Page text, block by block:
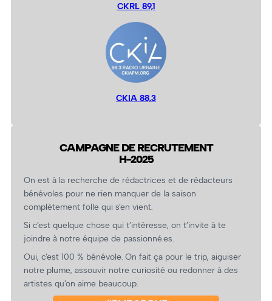
CKRL 89,1
CKIA 88,3
CAMPAGNE DE RECRUTEMENT
H-2025
On est à la recherche de rédactrices et de rédacteurs
bénévoles pour ne rien manquer de la saison
complètement folle qui s’en vient.
Si c’est quelque chose qui t’intéresse, on t’invite à te
joindre à notre équipe de passionné.es.
Oui, c’est 100 % bénévole. On fait ça pour le trip, aiguiser
notre plume, assouvir notre curiosité ou redonner à des
artistes qu’on aime beaucoup.